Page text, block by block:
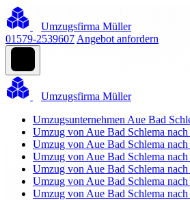
Umzugsfirma Müller
01579-2539607 Angebot anfordern
Umzugsfirma Müller
Umzugsunternehmen Aue Bad
Umzug von Aue Bad Schlema
Umzug von Aue Bad Schlema
Umzug von Aue Bad Schlema
Umzug von Aue Bad Schlema
Umzug von Aue Bad Schlema
Umzug von Aue Bad Schlema nach